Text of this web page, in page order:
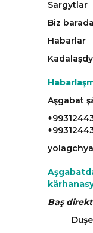
Sargytlar
Biz barada
Habarlar
Aşgabat
Baş